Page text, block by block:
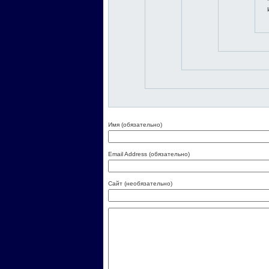
Имя (обязательно)
Email Address (обязательно)
Сайт (необязательно)